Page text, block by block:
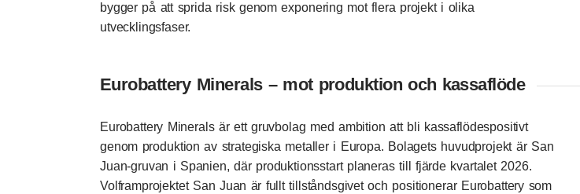
bygger på att sprida risk genom exponering mot flera projekt i olika
utvecklingsfaser.
Eurobattery Minerals – mot produktion och kassaflöde
Eurobattery Minerals är ett gruvbolag med ambition att bli kassaflödespositivt
genom produktion av strategiska metaller i Europa. Bolagets huvudprojekt är San
Juan-gruvan i Spanien, där produktionsstart planeras till fjärde kvartalet 2026.
Volframprojektet San Juan är fullt tillståndsgivet och positionerar Eurobattery som